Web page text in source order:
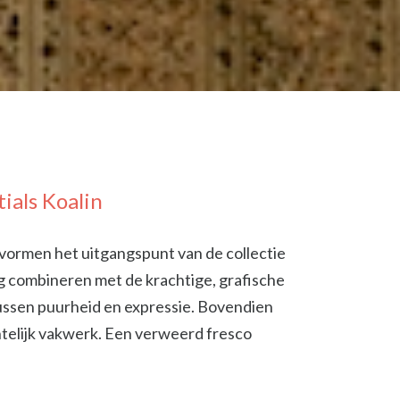
Koalin
het uitgangspunt van de collectie
combineren met de krachtige, grafische
puurheid en expressie. Bovendien
vakwerk. Een verweerd fresco